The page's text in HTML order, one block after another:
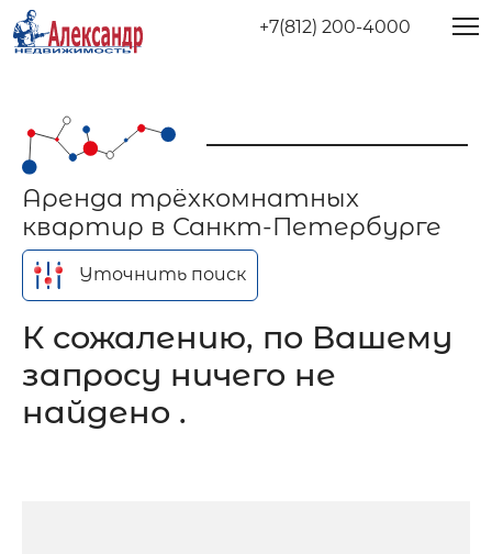
+7(812) 200-4000
Аренда трёхкомнатных
квартир в Санкт-Петербурге
Уточнить поиск
К сожалению, по Вашему
запросу ничего не
найдено .